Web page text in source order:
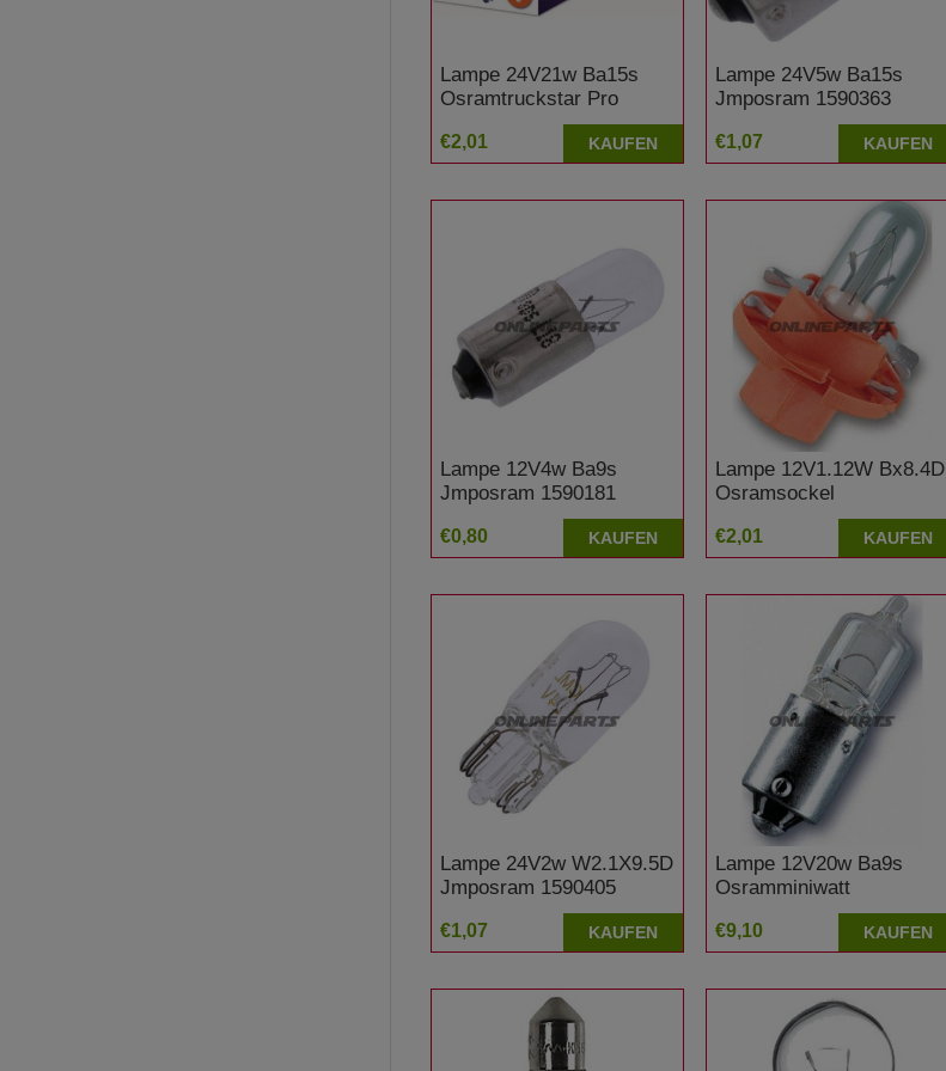
Lampe 24V21w Ba15s
Osramtruckstar Pro
€2,01 KAUFEN
Lampe 24V5w Ba15s
Jmposram 1590363
Alternative: 1590108
€1,07 KAUFEN
Lampe 12V4w Ba9s
Jmposram 1590181
Alternative: 1590101
Honda VT 1100 C Shadow
€0,80 KAUFEN
Lampe 12V1.12W Bx8.4D
Osramsockel
€2,01 KAUFEN
Lampe 24V2w W2.1X9.5D
Jmposram 1590405
€1,07 KAUFEN
Lampe 12V20w Ba9s
Osramminiwatt
€9,10 KAUFEN